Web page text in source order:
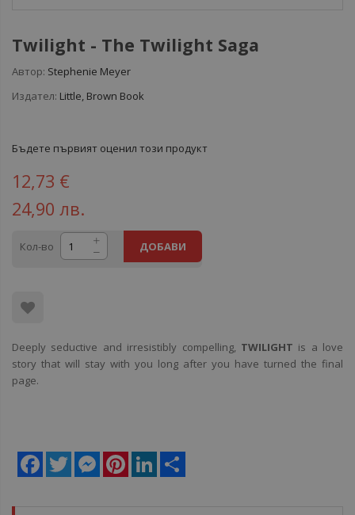
Twilight - The Twilight Saga
Автор: Stephenie Meyer
Издател: Little, Brown Book
Бъдете първият оценил този продукт
12,73 €
24,90 лв.
Кол-во ДОБАВИ
Deeply seductive and irresistibly compelling, TWILIGHT is a love
story that will stay with you long after you have turned the final
page.
Facebook
Twitter MessengerPinterestLinkedIn